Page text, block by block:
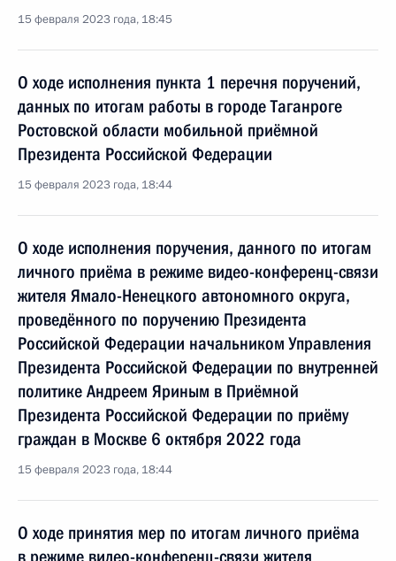
15 февраля 2023 года, 18:45
О ходе исполнения пункта 1 перечня поручений,
данных по итогам работы в городе Таганроге
Ростовской области мобильной приёмной
Президента Российской Федерации
15 февраля 2023 года, 18:44
О ходе исполнения поручения, данного по итогам
личного приёма в режиме видео-конференц-связи
жителя Ямало-Ненецкого автономного округа,
проведённого по поручению Президента
Российской Федерации начальником Управления
Президента Российской Федерации по внутренней
политике Андреем Яриным в Приёмной
Президента Российской Федерации по приёму
граждан в Москве 6 октября 2022 года
15 февраля 2023 года, 18:44
О ходе принятия мер по итогам личного приёма
в режиме видео-конференц-связи жителя